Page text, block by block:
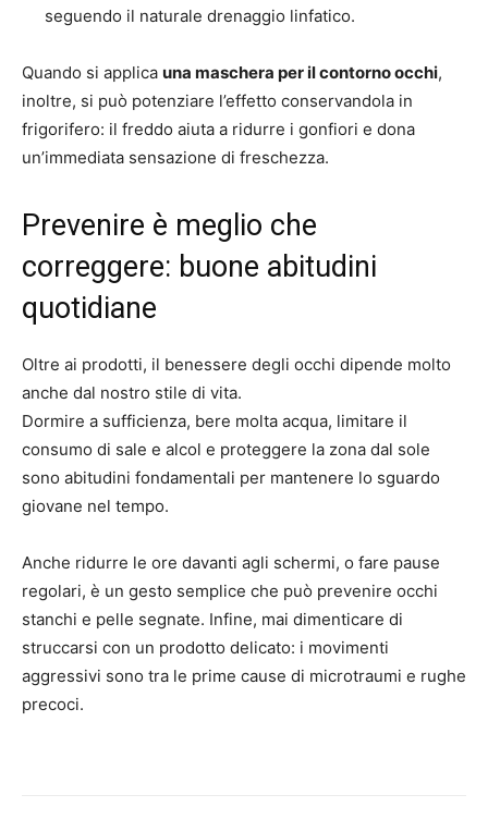
seguendo il naturale drenaggio linfatico.
Quando si applica una maschera per il contorno occhi,
inoltre, si può potenziare l’effetto conservandola in
frigorifero: il freddo aiuta a ridurre i gonfiori e dona
un’immediata sensazione di freschezza.
Prevenire è meglio che
correggere: buone abitudini
quotidiane
Oltre ai prodotti, il benessere degli occhi dipende molto
anche dal nostro stile di vita.
Dormire a sufficienza, bere molta acqua, limitare il
consumo di sale e alcol e proteggere la zona dal sole
sono abitudini fondamentali per mantenere lo sguardo
giovane nel tempo.
Anche ridurre le ore davanti agli schermi, o fare pause
regolari, è un gesto semplice che può prevenire occhi
stanchi e pelle segnate. Infine, mai dimenticare di
struccarsi con un prodotto delicato: i movimenti
aggressivi sono tra le prime cause di microtraumi e rughe
precoci.